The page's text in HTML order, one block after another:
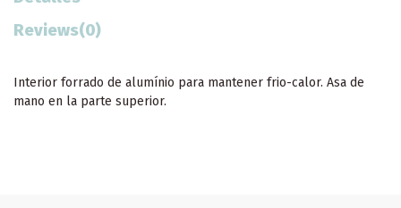
Reviews(0)
Interior forrado de alumínio para mantener frio-calor. Asa de
mano en la parte superior.